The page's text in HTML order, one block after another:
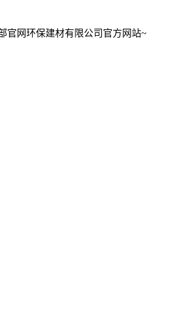
官网环保建材有限公司官方网站~